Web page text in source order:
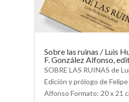
Sobre las ruinas / Luis
F. González Alfonso,
SOBRE LAS RUINAS de
Edición y prólogo de
Alfonso Formato: 20 x 21